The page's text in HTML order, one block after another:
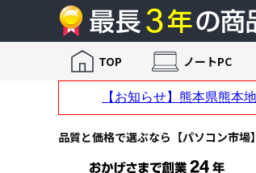
品質と価格で選ぶなら【パソコン市場
TOP ノートPC